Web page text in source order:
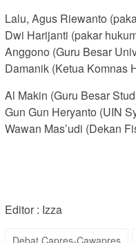
Lalu, Agus Riewanto
Dwi Harijanti (pakar
Anggono (Guru Besar
Damanik (Ketua Komnas
Al Makin (Guru Besar
Gun Gun Heryanto (UIN
Wawan Mas’udi (Dekan
Editor : Izza
Debat Capres-Cawapres